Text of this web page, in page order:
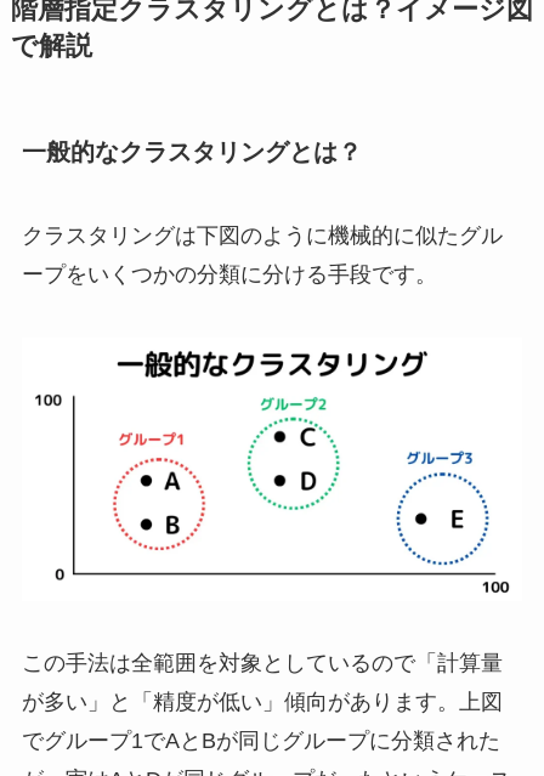
階層指定クラスタリングとは？イメージ図
で解説
一般的なクラスタリングとは？
クラスタリングは下図のように機械的に似たグル
ープをいくつかの分類に分ける手段です。
この手法は全範囲を対象としているので「計算量
が多い」と「精度が低い」傾向があります。上図
でグループ1でAとBが同じグループに分類された